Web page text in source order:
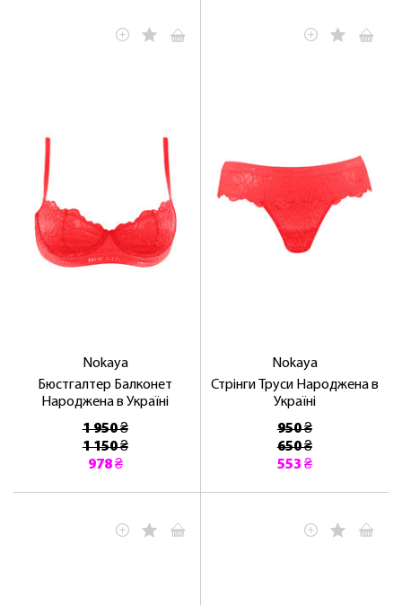
Nokaya
Бюстгалтер Балконет
Народжена в Україні
1 950 ₴
1 150 ₴
978 ₴
Nokaya
Стрінги Труси Народжена в
Україні
950 ₴
650 ₴
553 ₴